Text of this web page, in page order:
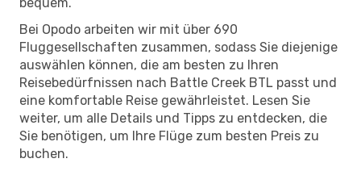
Bei Opodo arbeiten wir mit über 690
Fluggesellschaften zusammen, sodass Sie diejenige
auswählen können, die am besten zu Ihren
Reisebedürfnissen nach Battle Creek BTL passt und
eine komfortable Reise gewährleistet. Lesen Sie
weiter, um alle Details und Tipps zu entdecken, die
Sie benötigen, um Ihre Flüge zum besten Preis zu
buchen.